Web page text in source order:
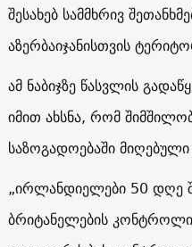
შესახებ სამმხრივ
აზერბაიჯანისთვის
ამ ნაბიჯზე წასვლის
იმით ახსნა, რომ
საზოგადოებაში
„ირლანდიელები 50 დღე
ბრიტანელების